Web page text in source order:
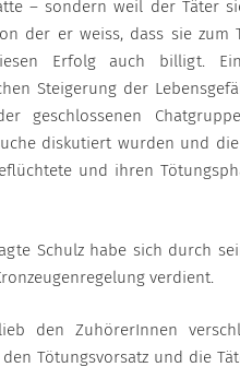
– sondern weil der Täter
der er weiss, dass sie zum
Erfolg auch billigt.
Steigerung der
geschlossenen
diskutiert wurden und
und ihren
Schulz habe sich durch
verdient.
den ZuhörerInnen
Tötungsvorsatz und die